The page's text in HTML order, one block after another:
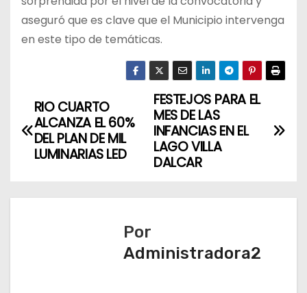
aseguró que es clave que el Municipio intervenga
en este tipo de temáticas.
N
a
e
FESTEJOS PARA EL
MES DE LAS
INFANCIAS EN EL
LAGO VILLA
DALCAR
RIO CUARTO
ALCANZA EL 60%
DEL PLAN DE MIL
LUMINARIAS LED
Por
Administradora2